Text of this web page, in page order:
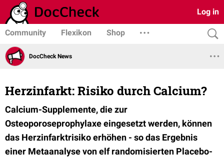
Log in
Community Flexikon Shop
DocCheck News
Herzinfarkt: Risiko durch Calcium?
Calcium-Supplemente, die zur
Osteoporoseprophylaxe eingesetzt werden, können
das Herzinfarktrisiko erhöhen - so das Ergebnis
einer Metaanalyse von elf randomisierten Placebo-